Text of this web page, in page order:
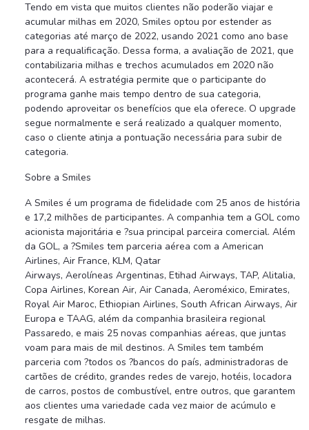
Tendo em vista que muitos clientes não poderão viajar e
acumular milhas em 2020, Smiles optou por estender as
categorias até março de 2022, usando 2021 como ano base
para a requalificação. Dessa forma, a avaliação de 2021, que
contabilizaria milhas e trechos acumulados em 2020 não
acontecerá. A estratégia permite que o participante do
programa ganhe mais tempo dentro de sua categoria,
podendo aproveitar os benefícios que ela oferece. O upgrade
segue normalmente e será realizado a qualquer momento,
caso o cliente atinja a pontuação necessária para subir de
categoria.
Sobre a Smiles
A Smiles é um programa de fidelidade com 25 anos de história
e 17,2 milhões de participantes. A companhia tem a GOL como
acionista majoritária e ?sua principal parceira comercial. Além
da GOL, a ?Smiles tem parceria aérea com a American
Airlines, Air France, KLM, Qatar
Airways, Aerolíneas Argentinas, Etihad Airways, TAP, Alitalia,
Copa Airlines, Korean Air, Air Canada, Aeroméxico, Emirates,
Royal Air Maroc, Ethiopian Airlines, South African Airways, Air
Europa e TAAG, além da companhia brasileira regional
Passaredo, e mais 25 novas companhias aéreas, que juntas
voam para mais de mil destinos. A Smiles tem também
parceria com ?todos os ?bancos do país, administradoras de
cartões de crédito, grandes redes de varejo, hotéis, locadora
de carros, postos de combustível, entre outros, que garantem
aos clientes uma variedade cada vez maior de acúmulo e
resgate de milhas.